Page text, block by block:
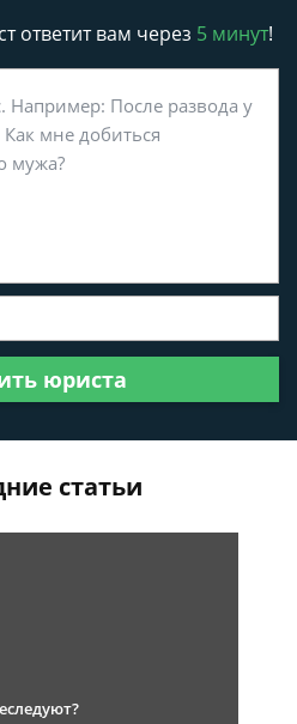
ответит вам через 5 минут!
юриста
статьи